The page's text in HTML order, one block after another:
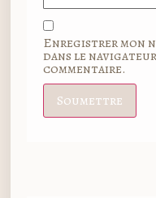
Enregistrer mon
dans le
commentaire.